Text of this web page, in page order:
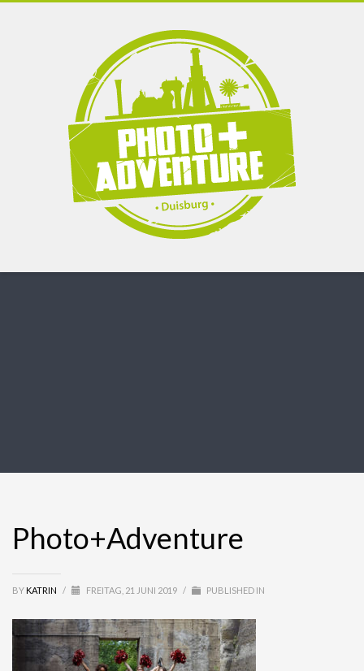
Photo+Adventure
BY KATRIN / FREITAG, 21 JUNI 2019 / PUBLISHED IN